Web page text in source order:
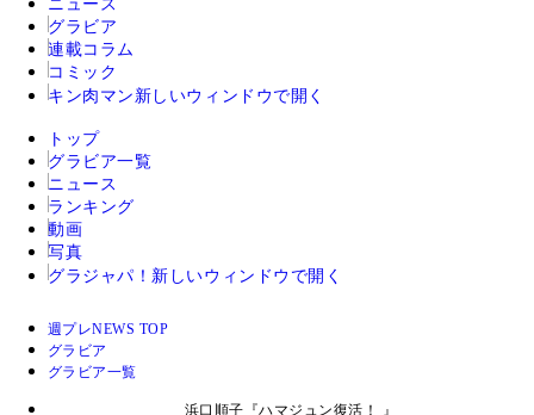
ニュース
グラビア
連載コラム
コミック
キン肉マン 新しいウィンドウで開く
トップ
グラビア一覧
ニュース
ランキング
動画
写真
グラジャパ！ 新しいウィンドウで開く
週プレNEWS TOP
グラビア
グラビア一覧
浜口順子『ハマジュン復活！ 』